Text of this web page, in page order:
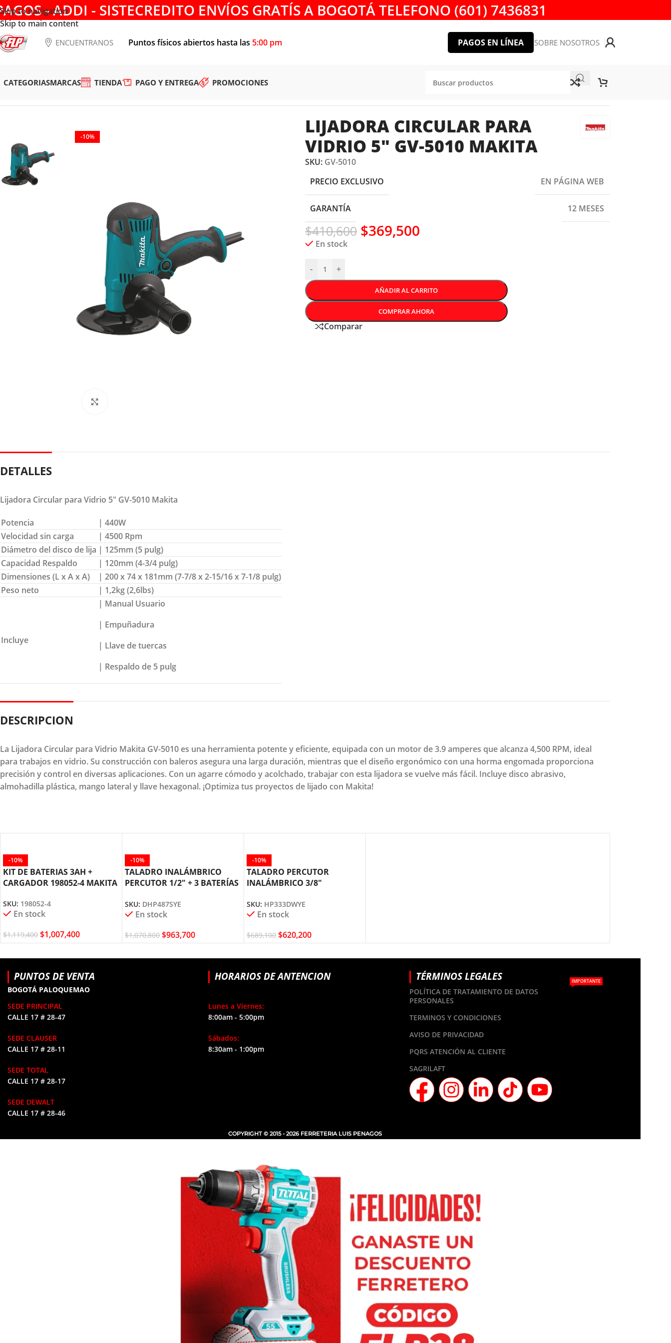
Skip to navigation
Skip to main content
- ADDI - SISTECREDITO ENVÍOS GRATÍS A BOGOTÁ TELEFONO (601) 7436831
ENCUENTRANOS Puntos físicos abiertos hasta las 5:00 pm PAGOS EN LÍNEA SOBRE NOSOTROS
CATEGORIASMARCAS TIENDA PAGO Y ENTREGA PROMOCIONES
-10%
LIJADORA CIRCULAR PARA
VIDRIO 5″ GV-5010 MAKITA
SKU: GV-5010
PRECIO EXCLUSIVO
EN PÁGINA WEB
GARANTÍA 12 MESES
$410,600 $369,500
En stock
- +
AÑADIR AL CARRITO
COMPRAR AHORA
Comparar
DETALLES
Lijadora Circular para Vidrio 5″ GV-5010 Makita
Potencia
| 440W
Velocidad sin carga
| 4500 Rpm
Diámetro del disco de lija | 125mm (5 pulg)
Capacidad Respaldo
| 120mm (4-3/4 pulg)
Dimensiones (L x A x A)
| 200 x 74 x 181mm (7-7/8 x 2-15/16 x 7-1/8 pulg)
Peso neto
| 1,2kg (2,6lbs)
Incluye
| Manual Usuario
| Empuñadura
| Llave de tuercas
| Respaldo de 5 pulg
DESCRIPCION
La Lijadora Circular para Vidrio Makita GV-5010 es una herramienta potente y eficiente, equipada con un motor de 3.9 amperes que alcanza 4,500 RPM, ideal
para trabajos en vidrio. Su construcción con baleros asegura una larga duración, mientras que el diseño ergonómico con una horma engomada proporciona
precisión y control en diversas aplicaciones. Con un agarre cómodo y acolchado, trabajar con esta lijadora se vuelve más fácil. Incluye disco abrasivo,
almohadilla plástica, mango lateral y llave hexagonal. ¡Optimiza tus proyectos de lijado con Makita!
-10%
KIT DE BATERIAS 3AH +
CARGADOR 198052-4 MAKITA
SKU: 198052-4
En stock
$1,119,400 $1,007,400
-10%
TALADRO INALÁMBRICO
PERCUTOR 1/2″ + 3 BATERÍAS
SKU: DHP487SYE
En stock
$1,070,800 $963,700
-10%
TALADRO PERCUTOR
INALÁMBRICO 3/8″
SKU: HP333DWYE
En stock
$689,100 $620,200
PUNTOS DE VENTA
BOGOTÁ PALOQUEMAO
SEDE PRINCIPAL
CALLE 17 # 28-47
SEDE CLAUSER
CALLE 17 # 28-11
SEDE TOTAL
CALLE 17 # 28-17
SEDE DEWALT
CALLE 17 # 28-46
HORARIOS DE ANTENCION
Lunes a Viernes:
8:00am - 5:00pm
Sábados:
8:30am - 1:00pm
TÉRMINOS LEGALES
POLÍTICA DE TRATAMIENTO DE DATOS
PERSONALES
IMPORTANTE
TERMINOS Y CONDICIONES
AVISO DE PRIVACIDAD
PQRS ATENCIÓN AL CLIENTE
SAGRILAFT
COPYRIGHT © 2015 - 2026 FERRETERIA LUIS PENAGOS